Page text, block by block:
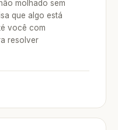
molhado sem
que algo está
você com
resolver